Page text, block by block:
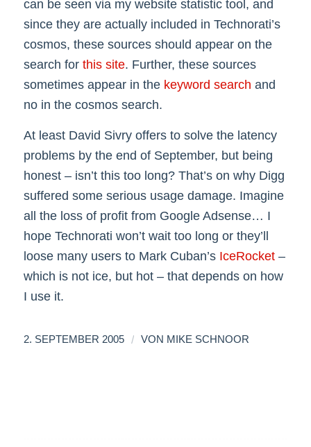
can be seen via my website statistic tool, and
since they are actually included in Technorati’s
cosmos, these sources should appear on the
search for this site. Further, these sources
sometimes appear in the keyword search and
no in the cosmos search.
At least David Sivry offers to solve the latency
problems by the end of September, but being
honest – isn’t this too long? That’s on why Digg
suffered some serious usage damage. Imagine
all the loss of profit from Google Adsense… I
hope Technorati won’t wait too long or they’ll
loose many users to Mark Cuban’s IceRocket–
which is not ice, but hot – that depends on how
I use it.
2. SEPTEMBER 2005 / VON MIKE SCHNOOR